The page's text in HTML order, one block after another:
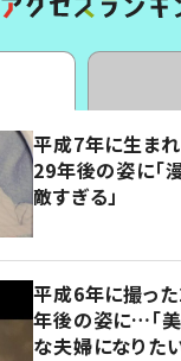
平成7年に生ま
29年後の姿に「
敵すぎる」
平成6年に撮っ
年後の姿に…「美
な夫婦になりた